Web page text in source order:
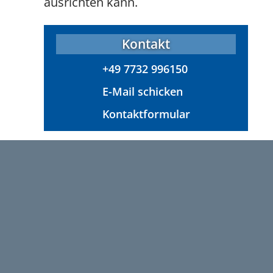
Kontakt
+49 7732 996150
E-Mail schicken
Kontaktformular